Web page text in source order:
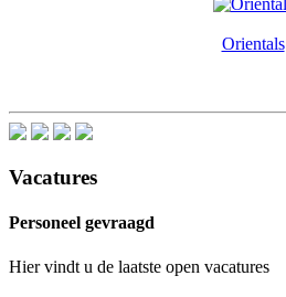
Orientals
Vacatures
Personeel gevraagd
Hier vindt u de laatste open vacatures